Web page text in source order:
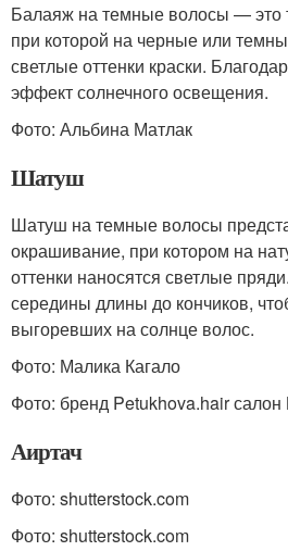
Балаяж на темные волосы — это
при которой на черные или
светлые оттенки краски.
эффект солнечного освещения.
Фото: Альбина Матлак
Шатуш
Шатуш на темные волосы
окрашивание, при котором на
оттенки наносятся светлые
середины длины до кончиков,
выгоревших на солнце волос.
Фото: Малика Кагало
Фото: бренд Petukhova.hair
Аиртач
Фото: shutterstock.com
Фото: shutterstock.com